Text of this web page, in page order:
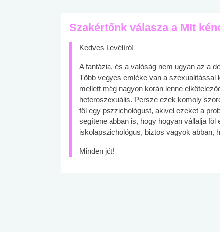
Szakértőnk válasza a MIt
Kedves Levélíró!
A fantázia, és a valóság nem ugyan az a
Több vegyes emléke van a szexualitással
mellett még nagyon korán lenne
heteroszexuális. Persze ezek komoly
föl egy pszzichológust, akivel ezeket a
segítene abban is, hogy hogyan vállalja
iskolapszichológus, biztos vagyok abban,
Minden jót!